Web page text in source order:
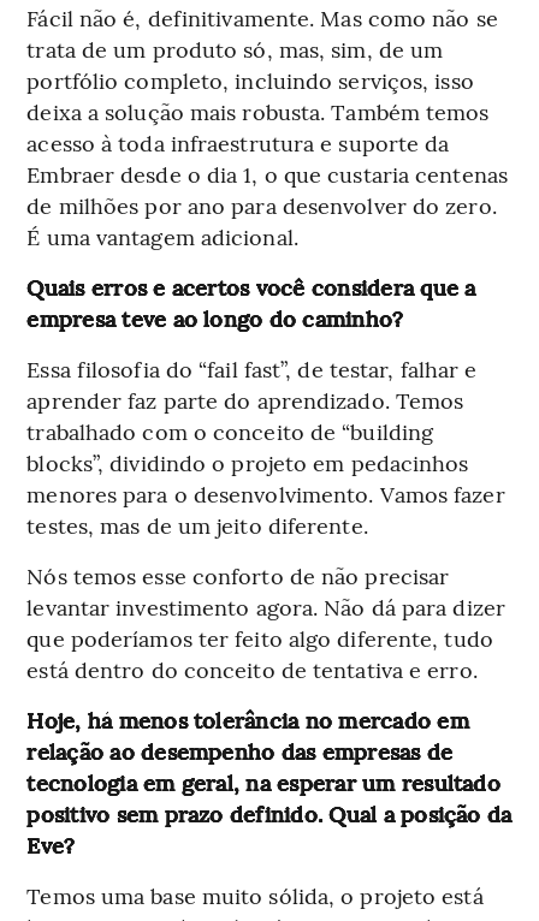
Fácil não é, definitivamente. Mas como não se
trata de um produto só, mas, sim, de um
portfólio completo, incluindo serviços, isso
deixa a solução mais robusta. Também temos
acesso à toda infraestrutura e suporte da
Embraer desde o dia 1, o que custaria centenas
de milhões por ano para desenvolver do zero.
É uma vantagem adicional.
Quais erros e acertos você considera que a
empresa teve ao longo do caminho?
Essa filosofia do “fail fast”, de testar, falhar e
aprender faz parte do aprendizado. Temos
trabalhado com o conceito de “building
blocks”, dividindo o projeto em pedacinhos
menores para o desenvolvimento. Vamos fazer
testes, mas de um jeito diferente.
Nós temos esse conforto de não precisar
levantar investimento agora. Não dá para dizer
que poderíamos ter feito algo diferente, tudo
está dentro do conceito de tentativa e erro.
Hoje, há menos tolerância no mercado em
relação ao desempenho das empresas de
tecnologia em geral, na esperar um resultado
positivo sem prazo definido. Qual a posição da
Eve?
Temos uma base muito sólida, o projeto está